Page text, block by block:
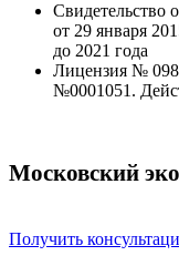
Свидетельство
от 29 января
до 2021 года
Лицензия №
№0001051.
Московский
Получить